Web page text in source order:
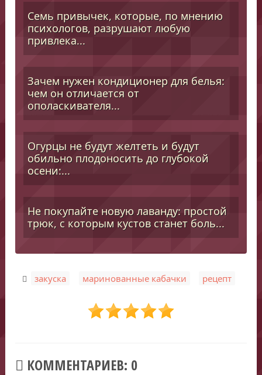
Семь привычек, которые, по мнению
психологов, разрушают любую
привлека...
Зачем нужен кондиционер для белья:
чем он отличается от
ополаскивателя...
Огурцы не будут желтеть и будут
обильно плодоносить до глубокой
осени:...
Не покупайте новую лаванду: простой
трюк, с которым кустов станет боль...
закуска маринованные кабачки рецепт
КОММЕНТАРИЕВ: 0